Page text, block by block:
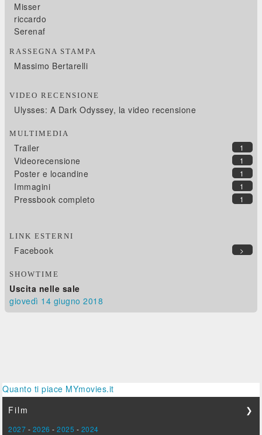
Misser
riccardo
Serenaf
RASSEGNA STAMPA
Massimo Bertarelli
VIDEO RECENSIONE
Ulysses: A Dark Odyssey, la video recensione
MULTIMEDIA
1
Trailer
1
Videorecensione
1
Poster e locandine
1
Immagini
1
Pressbook completo
LINK ESTERNI
>
Facebook
SHOWTIME
Uscita nelle sale
giovedì 14 giugno 2018
Quanto ti piace MYmovies.it
Film
❯
2027 - 2026 -2025 - 2024